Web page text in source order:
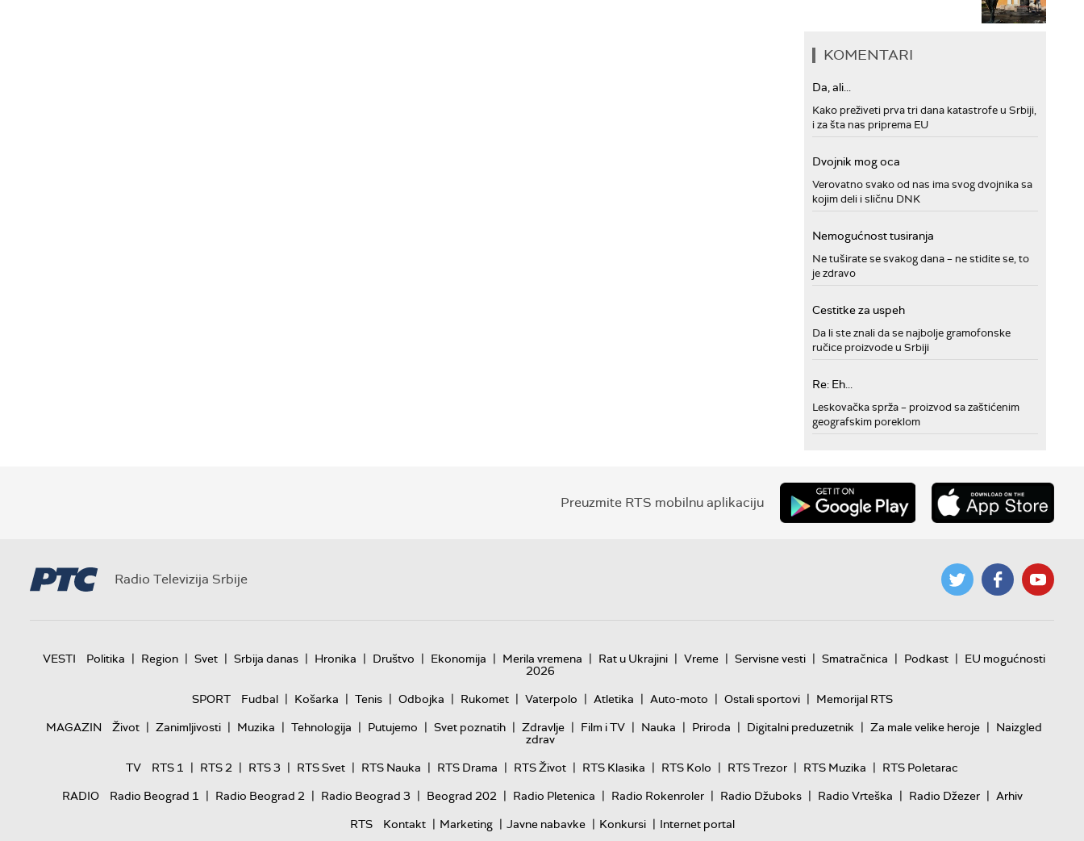
KOMENTARI
Da, ali...
Kako preživeti prva tri dana katastrofe u Srbiji,
i za šta nas priprema EU
Dvojnik mog oca
Verovatno svako od nas ima svog dvojnika sa
kojim deli i sličnu DNK
Nemogućnost tusiranja
Ne tuširate se svakog dana – ne stidite se, to
je zdravo
Cestitke za uspeh
Da li ste znali da se najbolje gramofonske
ručice proizvode u Srbiji
Re: Eh...
Leskovačka sprža – proizvod sa zaštićenim
geografskim poreklom
Preuzmite RTS mobilnu aplikaciju
Radio Televizija Srbije
VESTI Politika | Region | Svet | Srbija danas | Hronika | Društvo | Ekonomija | Merila vremena | Rat u Ukrajini | Vreme | Servisne vesti | Smatračnica | Podkast | EU mogućnosti
2026
SPORT
Fudbal | Košarka | Tenis | Odbojka | Rukomet | Vaterpolo | Atletika | Auto-moto | Ostali sportovi | Memorijal RTS
MAGAZIN
Život | Zanimljivosti | Muzika | Tehnologija | Putujemo | Svet poznatih | Zdravlje | Film i TV | Nauka | Priroda | Digitalni preduzetnik | Za male velike heroje | Naizgled
zdrav
TV
RTS 1 | RTS 2 | RTS 3 | RTS Svet | RTS Nauka | RTS Drama | RTS Život | RTS Klasika | RTS Kolo | RTS Trezor | RTS Muzika | RTS Poletarac
RADIO
Radio Beograd 1 | Radio Beograd 2 | Radio Beograd 3 | Beograd 202 | Radio Pletenica | Radio Rokenroler | Radio Džuboks | Radio Vrteška | Radio Džezer | Arhiv
RTS
Kontakt | Marketing | Javne nabavke | Konkursi | Internet portal